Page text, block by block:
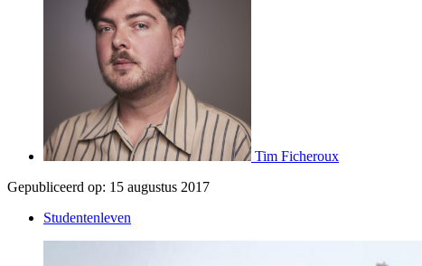
Tim Ficheroux
Gepubliceerd op: 15 augustus 2017
Studentenleven